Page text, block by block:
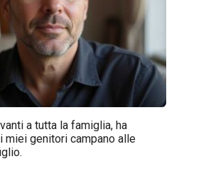
a tutta la famiglia, ha
miei genitori campano alle